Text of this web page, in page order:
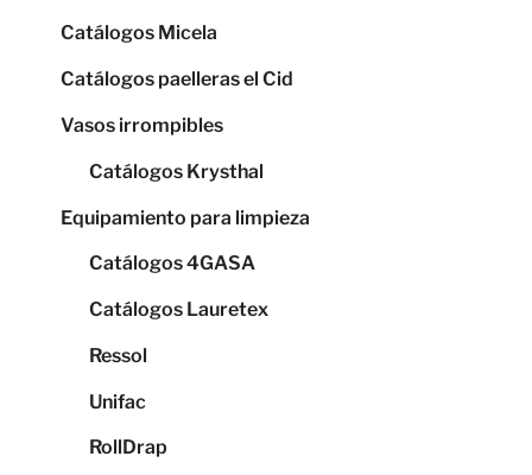
Catálogos Micela
Catálogos paelleras el Cid
Vasos irrompibles
Catálogos Krysthal
Equipamiento para limpieza
Catálogos 4GASA
Catálogos Lauretex
Ressol
Unifac
RollDrap